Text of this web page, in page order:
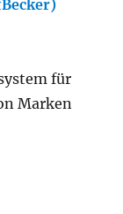
für
Marken